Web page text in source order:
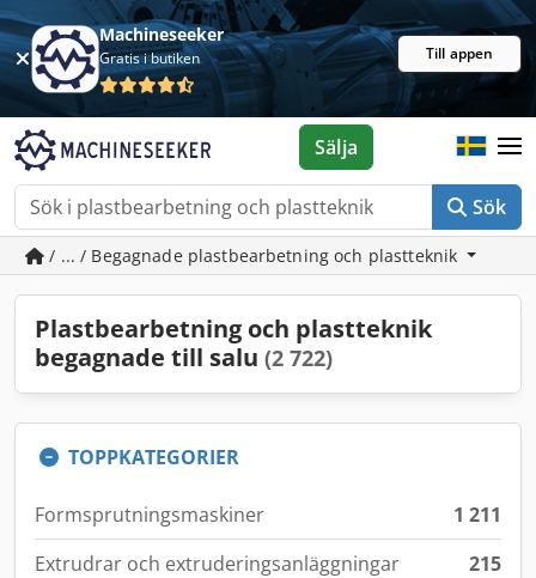
Machineseeker
Gratis i butiken Till appen
Sök
Sälja
/ ... / Begagnade plastbearbetning och plastteknik
Plastbearbetning och plastteknik
begagnade till salu (2 722)
TOPPKATEGORIER
Formsprutningsmaskiner
1 211
Extrudrar och extruderingsanläggningar
215